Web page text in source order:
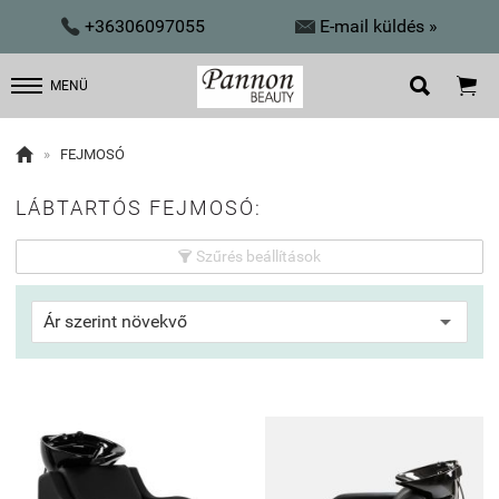
 +36306097055  E-mail küldés »
MENÜ  
 » FEJMOSÓ
LÁBTARTÓS FEJMOSÓ:
 Szűrés beállítások